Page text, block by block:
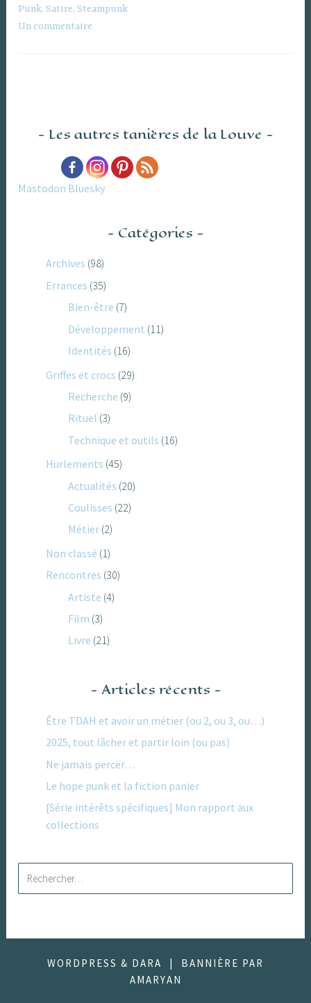
du
« punk »
Punk,Satire,Steampunk
Un commentaire
Les autres tanières de la Louve
Mastodon Bluesky
Catégories
Archives (98)
Errances (35)
Bien-être (7)
Développement (11)
Identités (16)
Griffes et crocs (29)
Recherche (9)
Rituel (3)
Technique et outils (16)
Hurlements (45)
Actualités (20)
Coulisses (22)
Métier (2)
Non classé (1)
Rencontres (30)
Artiste (4)
Film (3)
Livre (21)
Articles récents
Être TDAH et avoir un métier (ou 2, ou 3, ou…)
2025, tout lâcher et partir loin (ou pas)
Ne jamais percer…
Le hope punk et la fiction panier
[Série intérêts spécifiques] Mon rapport aux
collections
WORDPRESS & DARA |
BANNIÈRE PAR
AMARYAN